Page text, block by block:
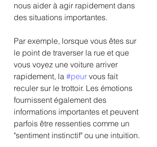
nous aider à agir rapidement dans
des situations importantes.
Par exemple, lorsque vous êtes sur
le point de traverser la rue et que
vous voyez une voiture arriver
rapidement, la #peur vous fait
reculer sur le trottoir. Les émotions
fournissent également des
informations importantes et peuvent
parfois être ressenties comme un
"sentiment instinctif" ou une intuition.